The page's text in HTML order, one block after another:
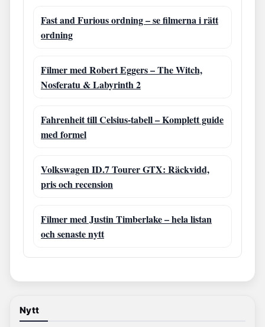
Fast and Furious ordning – se filmerna i rätt
ordning
Filmer med Robert Eggers – The Witch,
Nosferatu & Labyrinth 2
Fahrenheit till Celsius-tabell – Komplett guide
med formel
Volkswagen ID.7 Tourer GTX: Räckvidd,
pris och recension
Filmer med Justin Timberlake – hela listan
och senaste nytt
Nytt